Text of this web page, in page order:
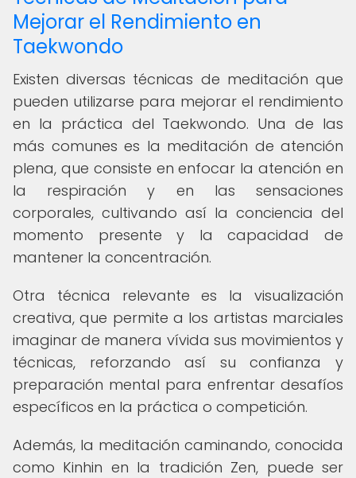
Mejorar el Rendimiento en
Taekwondo
Existen diversas técnicas de meditación que
pueden utilizarse para mejorar el rendimiento
en la práctica del Taekwondo. Una de las
más comunes es la meditación de atención
plena, que consiste en enfocar la atención en
la respiración y en las sensaciones
corporales, cultivando así la conciencia del
momento presente y la capacidad de
mantener la concentración.
Otra técnica relevante es la visualización
creativa, que permite a los artistas marciales
imaginar de manera vívida sus movimientos y
técnicas, reforzando así su confianza y
preparación mental para enfrentar desafíos
específicos en la práctica o competición.
Además, la meditación caminando, conocida
como Kinhin en la tradición Zen, puede ser